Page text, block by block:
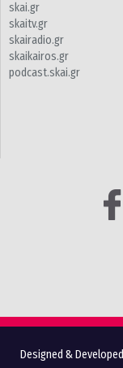
skai.gr
skaitv.gr
skairadio.gr
skaikairos.gr
podcast.skai.gr
Designed &